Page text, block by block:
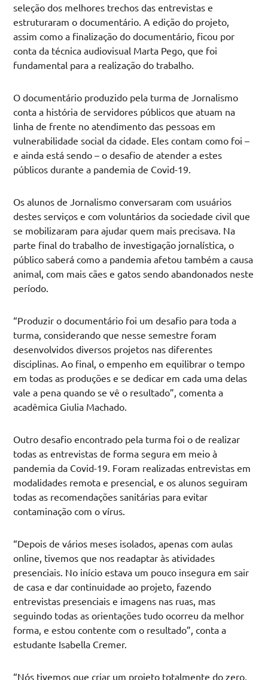
seleção dos melhores trechos das entrevistas e
estruturaram o documentário. A edição do projeto,
assim como a finalização do documentário, ficou por
conta da técnica audiovisual Marta Pego, que foi
fundamental para a realização do trabalho.
O documentário produzido pela turma de Jornalismo
conta a história de servidores públicos que atuam na
linha de frente no atendimento das pessoas em
vulnerabilidade social da cidade. Eles contam como foi –
e ainda está sendo – o desafio de atender a estes
públicos durante a pandemia de Covid-19.
Os alunos de Jornalismo conversaram com usuários
destes serviços e com voluntários da sociedade civil que
se mobilizaram para ajudar quem mais precisava. Na
parte final do trabalho de investigação jornalística, o
público saberá como a pandemia afetou também a causa
animal, com mais cães e gatos sendo abandonados neste
período.
“Produzir o documentário foi um desafio para toda a
turma, considerando que nesse semestre foram
desenvolvidos diversos projetos nas diferentes
disciplinas. Ao final, o empenho em equilibrar o tempo
em todas as produções e se dedicar em cada uma delas
vale a pena quando se vê o resultado”, comenta a
acadêmica Giulia Machado.
Outro desafio encontrado pela turma foi o de realizar
todas as entrevistas de forma segura em meio à
pandemia da Covid-19. Foram realizadas entrevistas em
modalidades remota e presencial, e os alunos seguiram
todas as recomendações sanitárias para evitar
contaminação com o vírus.
“Depois de vários meses isolados, apenas com aulas
online, tivemos que nos readaptar às atividades
presenciais. No início estava um pouco insegura em sair
de casa e dar continuidade ao projeto, fazendo
entrevistas presenciais e imagens nas ruas, mas
seguindo todas as orientações tudo ocorreu da melhor
forma, e estou contente com o resultado”, conta a
estudante Isabella Cremer.
“Nós tivemos que criar um projeto totalmente do zero,